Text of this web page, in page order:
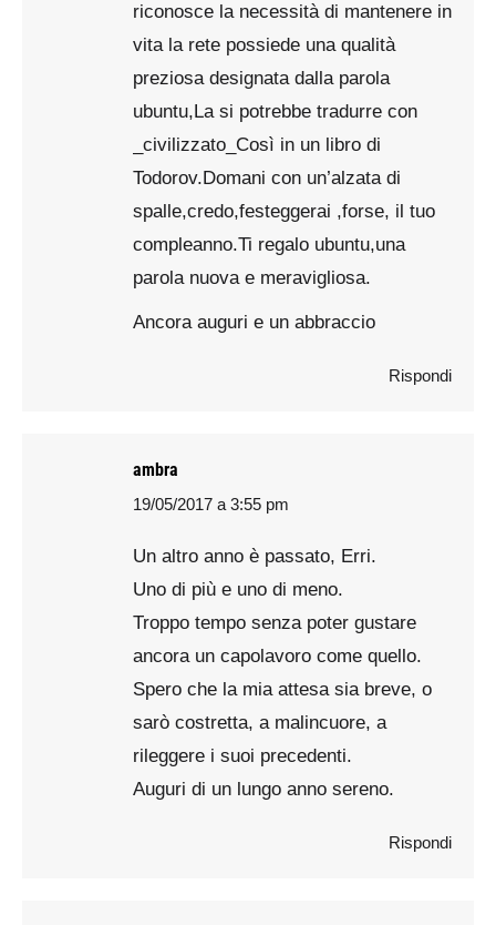
riconosce la necessità di mantenere in
vita la rete possiede una qualità
preziosa designata dalla parola
ubuntu,La si potrebbe tradurre con
_civilizzato_Così in un libro di
Todorov.Domani con un’alzata di
spalle,credo,festeggerai ,forse, il tuo
compleanno.Ti regalo ubuntu,una
parola nuova e meravigliosa.
Ancora auguri e un abbraccio
Rispondi
ambra
says:
19/05/2017 a 3:55 pm
Un altro anno è passato, Erri.
Uno di più e uno di meno.
Troppo tempo senza poter gustare
ancora un capolavoro come quello.
Spero che la mia attesa sia breve, o
sarò costretta, a malincuore, a
rileggere i suoi precedenti.
Auguri di un lungo anno sereno.
Rispondi